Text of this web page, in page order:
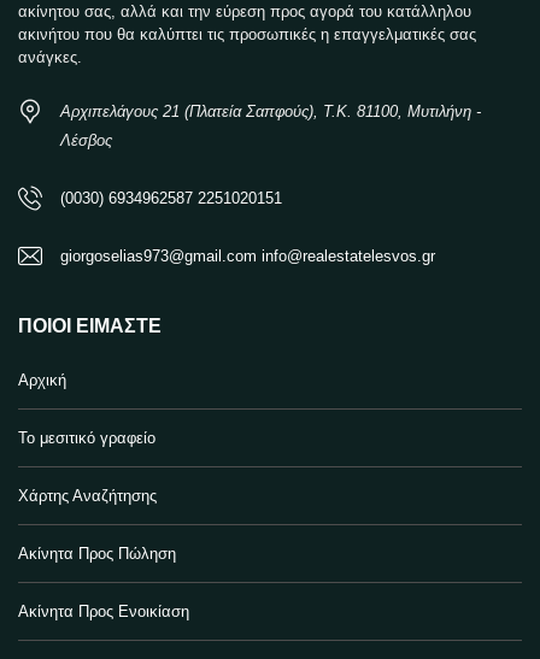
ακίνητου σας, αλλά και την εύρεση προς αγορά του κατάλληλου
ακινήτου που θα καλύπτει τις προσωπικές η επαγγελματικές σας
ανάγκες.
Αρχιπελάγους 21 (Πλατεία Σαπφούς), Τ.Κ. 81100, Μυτιλήνη -
Λέσβος
(0030) 6934962587 2251020151
giorgoselias973@gmail.com info@realestatelesvos.gr
ΠΟΙΟΙ ΕΊΜΑΣΤΕ
Αρχική
Το μεσιτικό γραφείο
Χάρτης Αναζήτησης
Ακίνητα Προς Πώληση
Ακίνητα Προς Ενοικίαση